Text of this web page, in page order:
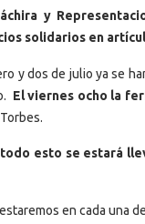
y
solidarios en
y dos de julio ya se
El viernes ocho la
esto se estará
en cada una